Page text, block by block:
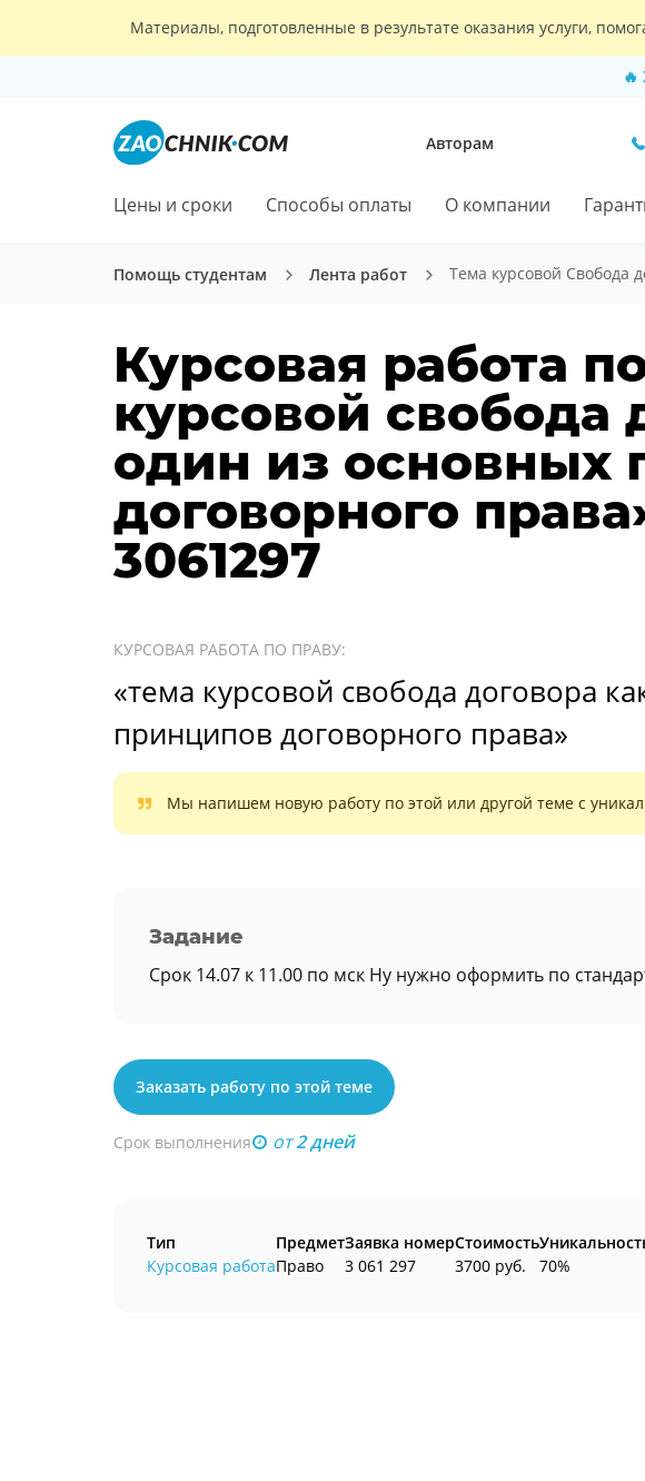
Материалы, подготовленные в результате оказания услуги,
🔥
Авторам
Цены и сроки Способы оплаты О компании
Помощь студентам Лента работ Тема курсовой Свобода
Курсовая работа
курсовой свобода
один из основных
договорного
3061297
КУРСОВАЯ РАБОТА ПО ПРАВУ:
«тема курсовой свобода договора
принципов договорного права»
Мы напишем новую работу по этой или другой теме с
Задание
Срок 14.07 к 11.00 по мск Ну нужно оформить по
Заказать работу по этой теме
Срок выполнения от2 дней
Тип
Курсовая работа
Предмет
Право
Заявка номер
3 061 297
Стоимость
3700 руб.
70%